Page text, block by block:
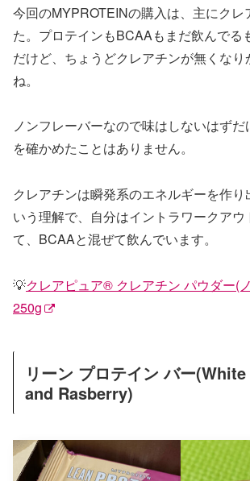
今回のMYPROTEINの購入は、主にクレ
た。プロテインもBCAAもまだ飲んでる
だけど、ちょうどクレアチンが無くなり
ね。
ノンフレーバーなので味はしないはず
を確かめたことはありません。
クレアチンは瞬発系のエネルギーを作り
いう理解で、自分はイントラワークアウ
て、BCAAと混ぜて飲んでいます。
💡クレアピュア® クレアチン パウダー(
250g
リーン プロテイン バー
and Rasberry)